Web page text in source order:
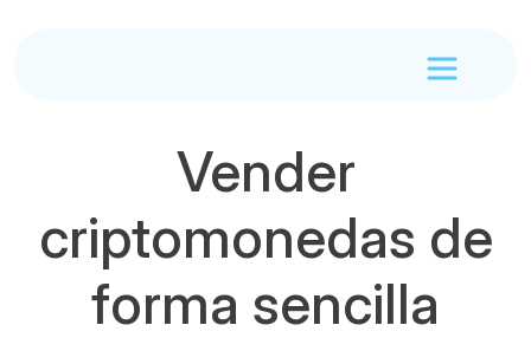
Vender
criptomonedas de
forma sencilla